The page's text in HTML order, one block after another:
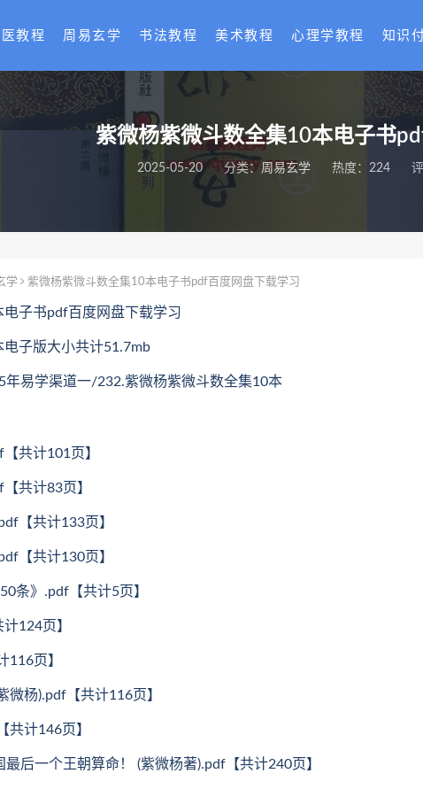
教程 周易玄学 书法教程 美术教程 心理学教程 知识
紫微杨紫微斗数全集10本电子书
2025-05-20 分类： 周易玄学 热度：224
学 紫微杨紫微斗数全集10本电子书pdf百度网盘下载学习
子书pdf百度网盘下载学习
子版大小共计51.7mb
年易学渠道一/232.紫微杨紫微斗数全集10本
共计101页】
共计83页】
【共计133页】
【共计130页】
条》.pdf【共计5页】
124页】
116页】
微杨).pdf【共计116页】
共计146页】
后一个王朝算命！ (紫微杨著).pdf【共计240页】